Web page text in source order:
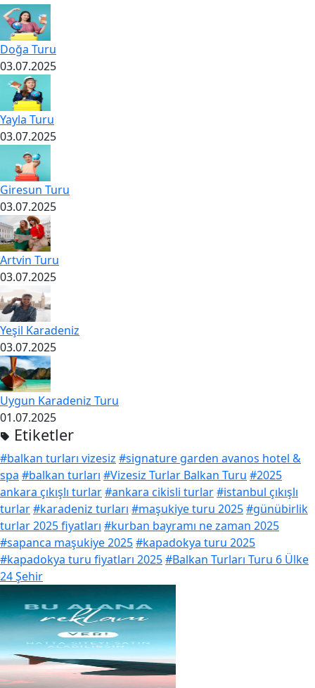
Doğa Turu
03.07.2025
Yayla Turu
03.07.2025
Giresun Turu
03.07.2025
Artvin Turu
03.07.2025
Yeşil Karadeniz
03.07.2025
Uygun Karadeniz Turu
01.07.2025
Etiketler
#balkan turları vizesiz #signature garden avanos hotel &
spa #balkan turları #Vizesiz Turlar Balkan Turu #2025
ankara çıkışlı turlar#ankara cikisli turlar#istanbul çıkışlı
turlar#karadeniz turları #maşukiye turu 2025#günübirlik
turlar 2025 fiyatları #kurban bayramı ne zaman 2025
#sapanca maşukiye 2025#kapadokya turu 2025
#kapadokya turu fiyatları 2025#Balkan Turları Turu 6 Ülke
24 Şehir